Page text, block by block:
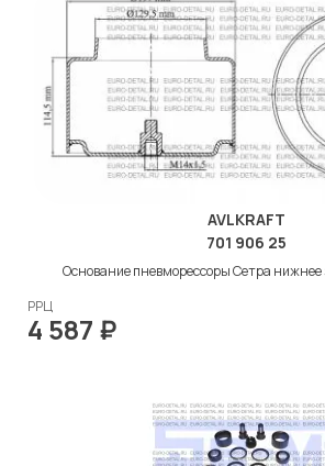
AVLKRAFT
701 906 25
Основание пневморессоры Сетра
РРЦ
4 587 ₽